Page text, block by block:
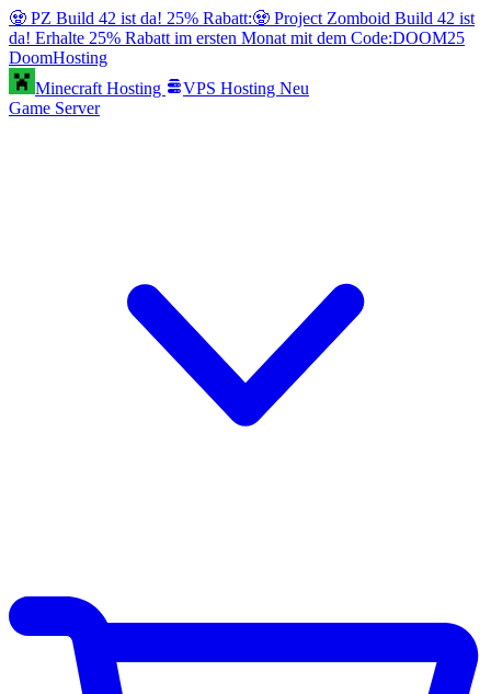
🧟 PZ Build 42 ist da! 25% Rabatt:🧟 Project Zomboid Build 42 ist
da! Erhalte 25% Rabatt im ersten Monat mit dem Code:DOOM25
DoomHosting
Minecraft Hosting
VPS Hosting Neu
Game Server